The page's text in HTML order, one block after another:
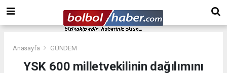
Anasayfa GÜNDEM
YSK 600 milletvekilinin dağılımını